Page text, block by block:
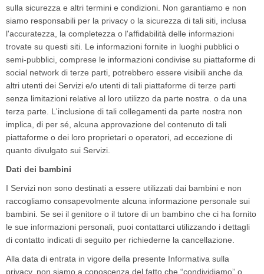
sulla sicurezza e altri termini e condizioni. Non garantiamo e non
siamo responsabili per la privacy o la sicurezza di tali siti, inclusa
l'accuratezza, la completezza o l'affidabilità delle informazioni
trovate su questi siti. Le informazioni fornite in luoghi pubblici o
semi-pubblici, comprese le informazioni condivise su piattaforme di
social network di terze parti, potrebbero essere visibili anche da
altri utenti dei Servizi e/o utenti di tali piattaforme di terze parti
senza limitazioni relative al loro utilizzo da parte nostra. o da una
terza parte. L'inclusione di tali collegamenti da parte nostra non
implica, di per sé, alcuna approvazione del contenuto di tali
piattaforme o dei loro proprietari o operatori, ad eccezione di
quanto divulgato sui Servizi.
Dati dei bambini
I Servizi non sono destinati a essere utilizzati dai bambini e non
raccogliamo consapevolmente alcuna informazione personale sui
bambini. Se sei il genitore o il tutore di un bambino che ci ha fornito
le sue informazioni personali, puoi contattarci utilizzando i dettagli
di contatto indicati di seguito per richiederne la cancellazione.
Alla data di entrata in vigore della presente Informativa sulla
privacy, non siamo a conoscenza del fatto che “condividiamo” o